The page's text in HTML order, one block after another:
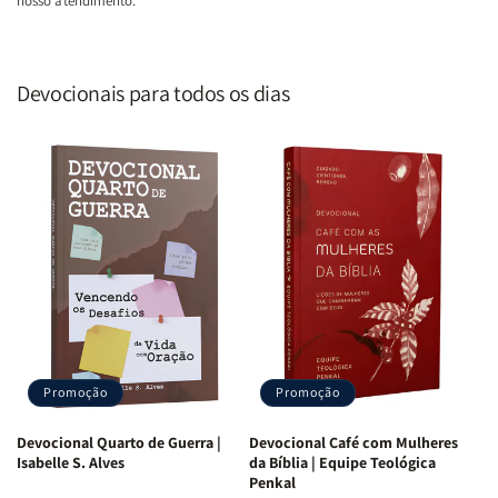
Devocionais para todos os dias
Promoção
Devocional Quarto de Guerra |
Isabelle S. Alves
Promoção
Devocional Café com Mulheres
da Bíblia | Equipe Teológica
Penkal